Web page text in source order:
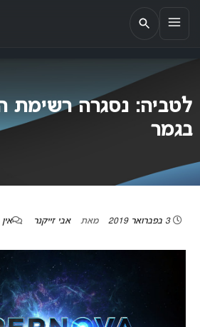
EUROMIX
אתר הבית של האירוויזיון בישראל
לטביה: נסגרה רשימת
בגמר
3 בפברואר 2019 מאת אבי זייקנר